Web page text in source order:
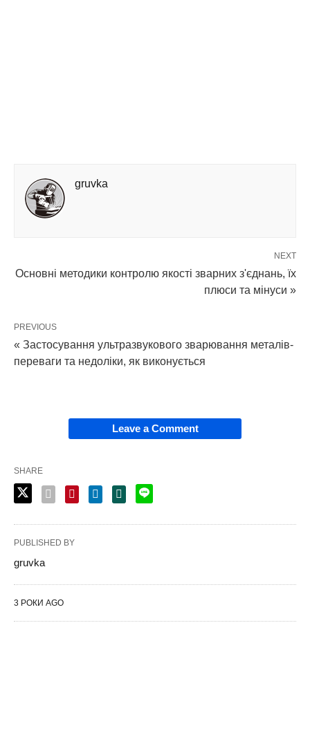
gruvka
NEXT
Основні методики контролю якості зварних з'єднань, їх
плюси та мінуси »
PREVIOUS
« Застосування ультразвукового зварювання металів-
переваги та недоліки, як виконується
Leave a Comment
SHARE
PUBLISHED BY
gruvka
3 РОКИ AGO